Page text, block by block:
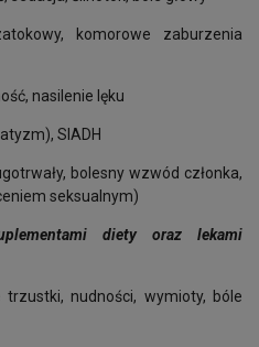
komorowe zaburzenia
nasilenie lęku
SIADH
bolesny wzwód członka,
seksualnym)
diety oraz lekami
trzustki, nudności, wymioty, bóle